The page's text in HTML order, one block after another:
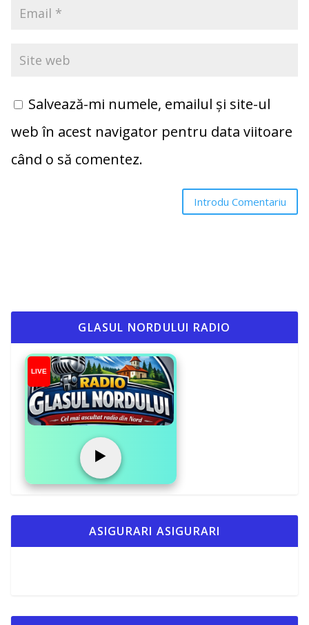
Salvează-mi numele, emailul și site-ul
web în acest navigator pentru data viitoare
când o să comentez.
GLASUL NORDULUI RADIO
LIVE
▶️
ASIGURARI ASIGURARI